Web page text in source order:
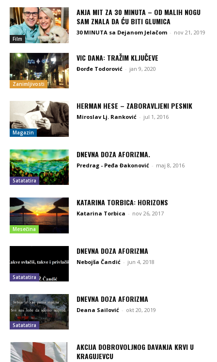
Film
ANJA MIT ZA 30 MINUTA – OD MALIH NOGU
SAM ZNALA DA ĆU BITI GLUMICA
30 MINUTA sa Dejanom Jelačom - nov 21, 2019
Zanimljivosti
VIC DANA: TRAŽIM KLJUČEVE
Đorđe Todorović - jan 9, 2020
Magazin
HERMAN HESE – ZABORAVLJENI PESNIK
Miroslav Lj. Ranković - jul 1, 2016
Satatatira
DNEVNA DOZA AFORIZMA.
Predrag - Peđa Đakonović - maj 8, 2016
Mesečina
KATARINA TORBICA: HORIZONS
Katarina Torbica - nov 26, 2017
Satatatira
DNEVNA DOZA AFORIZMA
Nebojša Čandić - jun 4, 2018
Satatatira
DNEVNA DOZA AFORIZMA
Deana Sailović - okt 20, 2019
AKCIJA DOBROVOLJNOG DAVANJA KRVI U
KRAGUJEVCU